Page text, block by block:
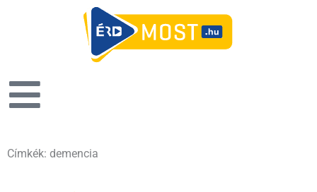
Címkék: demencia